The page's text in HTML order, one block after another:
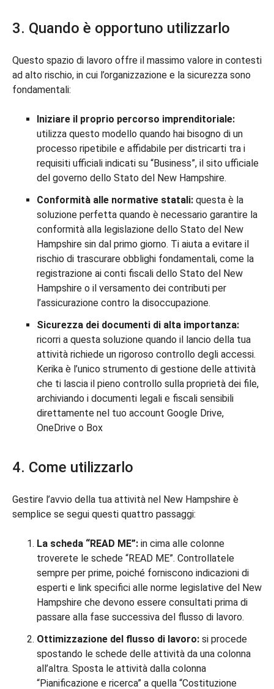
3. Quando è opportuno utilizzarlo
Questo spazio di lavoro offre il massimo valore in contesti
ad alto rischio, in cui l’organizzazione e la sicurezza sono
fondamentali:
Iniziare il proprio percorso imprenditoriale:
utilizza questo modello quando hai bisogno di un
processo ripetibile e affidabile per districarti tra i
requisiti ufficiali indicati su “Business”, il sito ufficiale
del governo dello Stato del New Hampshire.
Conformità alle normative statali: questa è la
soluzione perfetta quando è necessario garantire la
conformità alla legislazione dello Stato del New
Hampshire sin dal primo giorno. Ti aiuta a evitare il
rischio di trascurare obblighi fondamentali, come la
registrazione ai conti fiscali dello Stato del New
Hampshire o il versamento dei contributi per
l’assicurazione contro la disoccupazione.
Sicurezza dei documenti di alta importanza:
ricorri a questa soluzione quando il lancio della tua
attività richiede un rigoroso controllo degli accessi.
Kerika è l’unico strumento di gestione delle attività
che ti lascia il pieno controllo sulla proprietà dei file,
archiviando i documenti legali e fiscali sensibili
direttamente nel tuo account Google Drive,
OneDrive o Box
4. Come utilizzarlo
Gestire l’avvio della tua attività nel New Hampshire è
semplice se segui questi quattro passaggi:
La scheda “READ ME”: in cima alle colonne
troverete le schede “READ ME”. Controllatele
sempre per prime, poiché forniscono indicazioni di
esperti e link specifici alle norme legislative del New
Hampshire che devono essere consultati prima di
passare alla fase successiva del flusso di lavoro.
Ottimizzazione del flusso di lavoro: si procede
spostando le schede delle attività da una colonna
all’altra. Sposta le attività dalla colonna
“Pianificazione e ricerca” a quella “Costituzione